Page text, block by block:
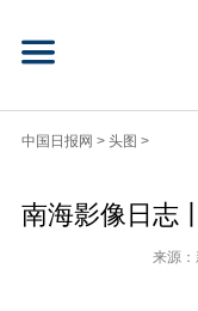
中国日报网 > 头图 >
南海影像日志
来源